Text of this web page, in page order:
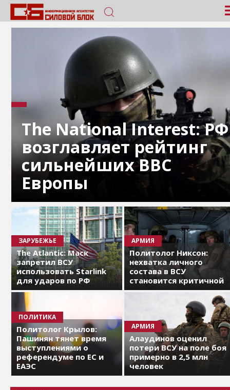
The National Interest: РФ
возглавляет рейтинг
сильнейших ВВС
Европы
ЗАРУБЕЖЬЕ
The Atlantic: Маск
запретил ВСУ
использовать Starlink
для ударов по РФ
АРМИЯ
Политолог Никсон:
нехватка личного
состава в ВСУ
становится критичной
ПОЛИТИКА
Политолог Крылов:
Пашинян тянет время
выступлениями о
референдуме по ЕС и
ЕАЭС
АРМИЯ
Алаудинов оценил
потери ВСУ на поле боя
примерно в 2,5 млн
человек